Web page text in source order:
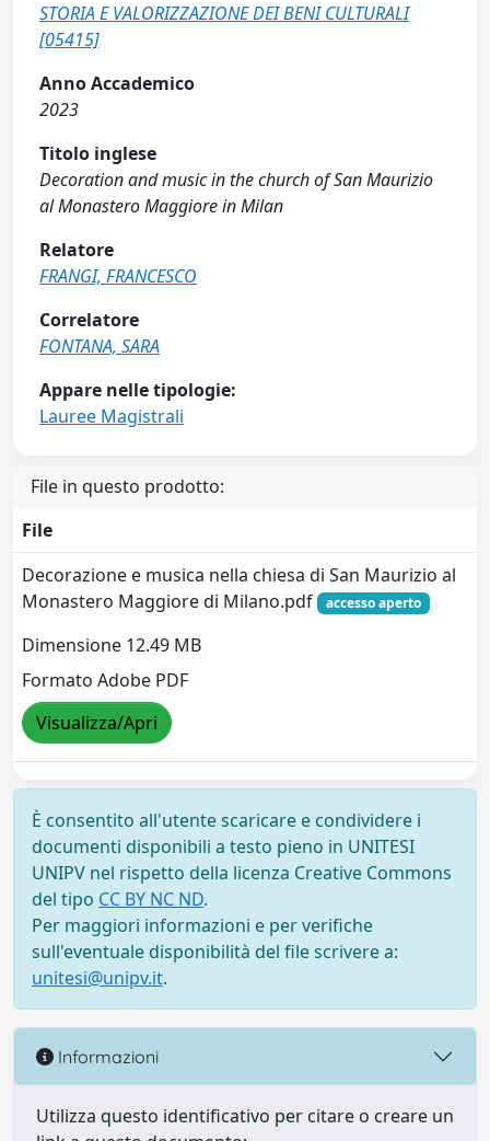
STORIA E VALORIZZAZIONE DEI BENI CULTURALI
[05415]
Anno Accademico
2023
Titolo inglese
Decoration and music in the church of San Maurizio
al Monastero Maggiore in Milan
Relatore
FRANGI, FRANCESCO
Correlatore
FONTANA, SARA
Appare nelle tipologie:
Lauree Magistrali
File in questo prodotto:
File
Decorazione e musica nella chiesa di San Maurizio al
Monastero Maggiore di Milano.pdf
accesso aperto
Dimensione 12.49 MB
Formato Adobe PDF
Visualizza/Apri
È consentito all'utente scaricare e condividere i
documenti disponibili a testo pieno in UNITESI
UNIPV nel rispetto della licenza Creative Commons
del tipo CC BY NC ND.
Per maggiori informazioni e per verifiche
sull'eventuale disponibilità del file scrivere a:
unitesi@unipv.it.
Informazioni
Utilizza questo identificativo per citare o creare un